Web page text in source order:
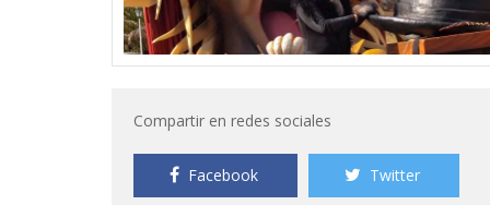
Compartir en redes sociales
Facebook Twitter